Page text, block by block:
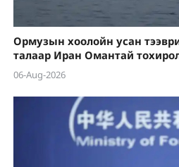
Ормузын хоолойн усан
талаар Иран Омантай
06-Aug-2026